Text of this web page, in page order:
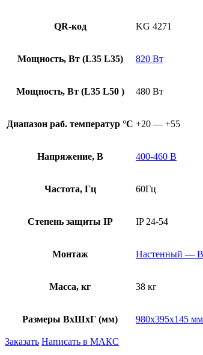
QR-код KG 4271
Мощность, Вт (L35 L35) 820 Вт
Мощность, Вт (L35 L50 ) 480 Вт
Диапазон раб. температур °С +20 — +55
Напряжение, В 400-460 В
Частота, Гц 60Гц
Степень защиты IP IP 24-54
Монтаж Настенный —
Масса, кг 38 кг
Размеры ВхШхГ (мм) 980х395х145 мм
Заказать Написать в МАКС